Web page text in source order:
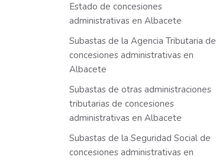
Estado de concesiones
administrativas en Albacete
Subastas de la Agencia Tributaria de
concesiones administrativas en
Albacete
Subastas de otras administraciones
tributarias de concesiones
administrativas en Albacete
Subastas de la Seguridad Social de
concesiones administrativas en